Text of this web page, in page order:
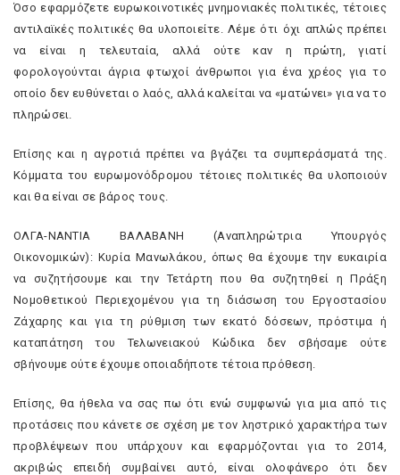
Όσο εφαρμόζετε ευρωκοινοτικές μνημονιακές πολιτικές, τέτοιες
αντιλαϊκές πολιτικές θα υλοποιείτε. Λέμε ότι όχι απλώς πρέπει
να είναι η τελευταία, αλλά ούτε καν η πρώτη, γιατί
φορολογούνται άγρια φτωχοί άνθρωποι για ένα χρέος για το
οποίο δεν ευθύνεται ο λαός, αλλά καλείται να «ματώνει» για να το
πληρώσει.
Επίσης και η αγροτιά πρέπει να βγάζει τα συμπεράσματά της.
Κόμματα του ευρωμονόδρομου τέτοιες πολιτικές θα υλοποιούν
και θα είναι σε βάρος τους.
ΟΛΓΑ-ΝΑΝΤΙΑ ΒΑΛΑΒΑΝΗ (Αναπληρώτρια Υπουργός
Οικονομικών): Κυρία Μανωλάκου, όπως θα έχουμε την ευκαιρία
να συζητήσουμε και την Τετάρτη που θα συζητηθεί η Πράξη
Νομοθετικού Περιεχομένου για τη διάσωση του Εργοστασίου
Ζάχαρης και για τη ρύθμιση των εκατό δόσεων, πρόστιμα ή
καταπάτηση του Τελωνειακού Κώδικα δεν σβήσαμε ούτε
σβήνουμε ούτε έχουμε οποιαδήποτε τέτοια πρόθεση.
Επίσης, θα ήθελα να σας πω ότι ενώ συμφωνώ για μια από τις
προτάσεις που κάνετε σε σχέση με τον ληστρικό χαρακτήρα των
προβλέψεων που υπάρχουν και εφαρμόζονται για το 2014,
ακριβώς επειδή συμβαίνει αυτό, είναι ολοφάνερο ότι δεν